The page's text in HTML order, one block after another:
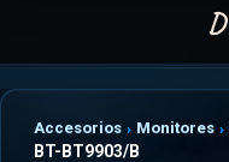
Accesorios Monitores
BT-BT9903/B